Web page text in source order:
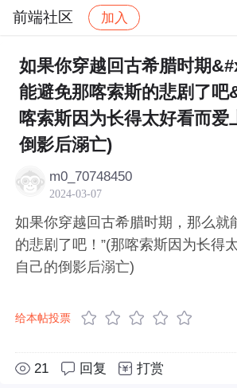
前端社区 加入
社区 前端社区 感慨 帖子
如果你穿越回古希腊时期
能避免那喀索斯的悲剧了吧
喀索斯因为长得太好看而爱
倒影后溺亡)
m0_70748450
2024-03-07
如果你穿越回古希腊时期，那么就
的悲剧了吧！”(那喀索斯因为长得
自己的倒影后溺亡)
给本帖投票
21 回复 打赏